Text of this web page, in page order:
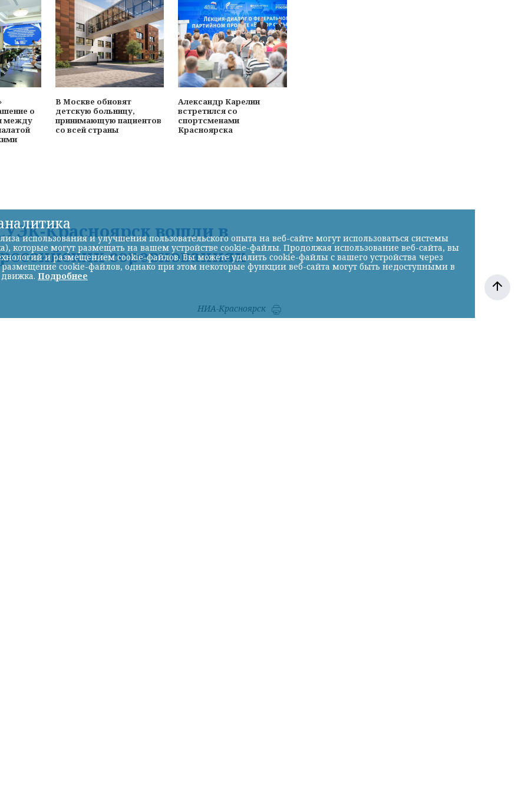
о
между
В Москве обновят
детскую больницу,
принимающую пациентов
со всей страны
Александр Карелин
встретился со
спортсменами
Красноярска
Красноярск вошли в
соревнованиях
НИА-Красноярск
использования и улучшения пользовательского опыта на веб-сайте могут использоваться системы
которые могут размещать на вашем устройстве cookie-файлы. Продолжая использование веб-сайта, вы
и размещением cookie-файлов. Вы можете удалить cookie-файлы с вашего устройства через
размещение cookie-файлов, однако при этом некоторые функции веб-сайта могут быть недоступными в
Подробнее